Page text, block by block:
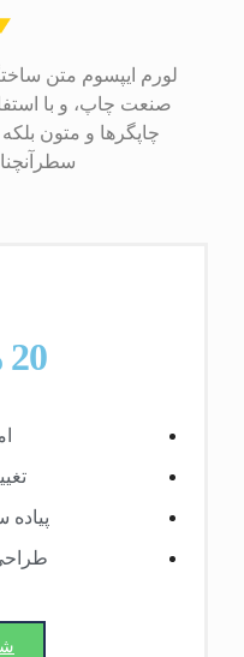
لورم ایپسوم متن
صنعت چاپ، و با
چاپگرها و متون
20 میلیون